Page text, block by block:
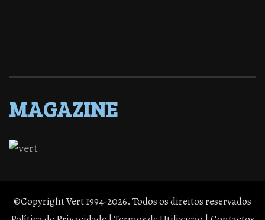
MAGAZINE
©Copyright Vert 1994-2026. Todos os direitos reservados